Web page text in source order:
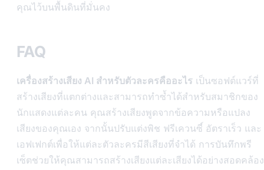
คุณไว้บนพื้นดินที่มั่นคง
FAQ
เครื่องสร้างเสียง AI สำหรับตัวละครคืออะไร เป็นซอฟต์แวร์ที่
สร้างเสียงที่แตกต่างและสามารถทำซ้ำได้สำหรับสมาชิกของ
นักแสดงแต่ละคน คุณสร้างเสียงพูดจากข้อความหรือแปลง
เสียงของคุณเอง จากนั้นปรับแต่งพิช ฟรีเควนซี์ อัตราเร็ว และ
เอฟเฟกต์เพื่อให้แต่ละตัวละครมีสีเสียงที่จำได้ การบันทึกพรี
เซ็ตช่วยให้คุณสามารถสร้างเสียงแต่ละเสียงได้อย่างสอดคล้อง